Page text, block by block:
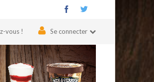
vous ! Se connecter